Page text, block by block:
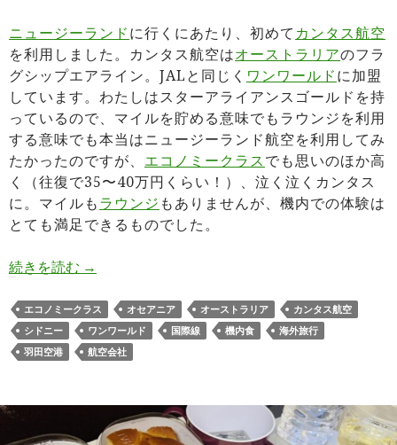
ニュージーランドに行くにあたり、初めて カンタス航空
を利用しました。カンタス航空はオーストラリアのフラ
グシップエアライン。JALと同じく ワンワールドに加盟
しています。わたしはスターアライアンスゴールドを持
っているので、マイルを貯める意味でもラウンジを利用
する意味でも本当はニュージーランド航空を利用してみ
たかったのですが、 エコノミークラスでも思いのほか高
く（往復で35〜40万円くらい！）、泣く泣くカンタス
に。マイルもラウンジ もありませんが、機内での体験は
とても満足できるものでした。
続きを読む カンタス航空QF60 羽田→シドニー搭乗記
→
エコノミークラス オセアニア オーストラリア
カンタス航空
シドニー
ワンワールド 国際線 機内食
海外旅行
羽田空港
航空会社